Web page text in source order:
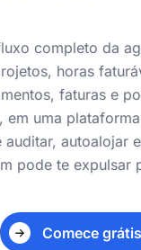
completo da
horas
faturas e
em uma
auditar, autoalojar
pode te expulsar
Comece grátis